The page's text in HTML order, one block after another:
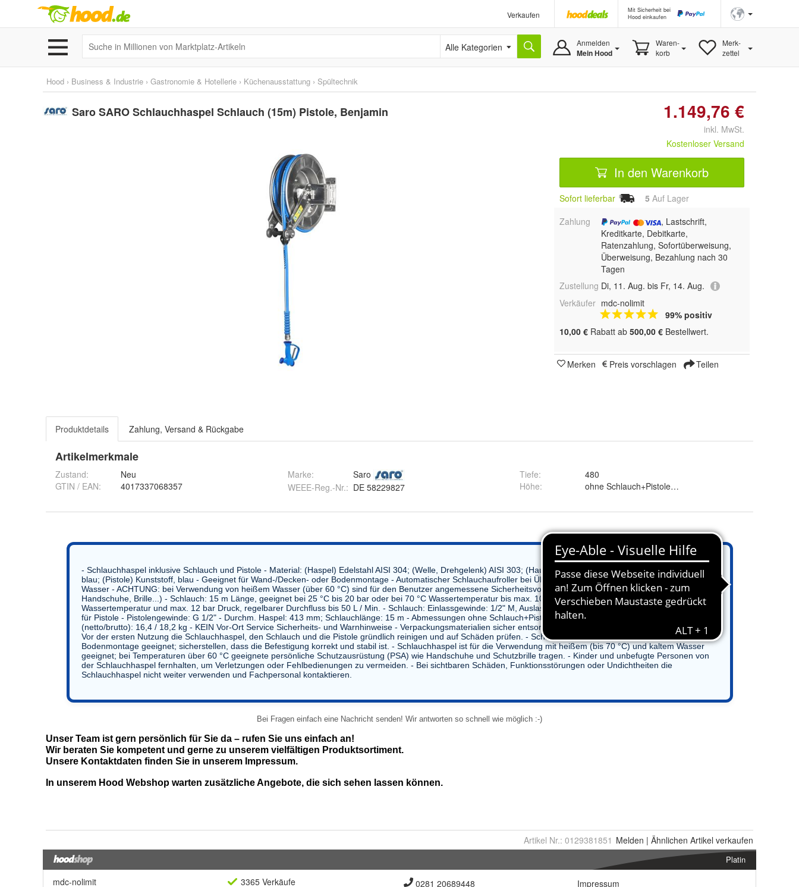
Verkaufen
Mit Sicherheit bei
Hood einkaufen
Alle Kategorien Anmelden
Mein Hood
Waren-
korb
Merk-
zettel
Hood › Business & Industrie › Gastronomie & Hotellerie › Küchenausstattung › Spültechnik
Saro SARO Schlauchhaspel Schlauch (15m) Pistole, Benjamin 1.149,76 €
inkl. MwSt.
Kostenloser Versand
In den Warenkorb
Sofort lieferbar 5 Auf Lager
Zahlung
, Lastschrift,
Kreditkarte, Debitkarte,
Ratenzahlung, Sofortüberweisung,
Überweisung, Bezahlung nach 30
Tagen
Zustellung Di, 11. Aug. bis Fr, 14. Aug.
Verkäufer mdc-nolimit
99% positiv
10,00 € Rabatt ab 500,00 € Bestellwert.
Merken Preis vorschlagen Teilen
Produktdetails Zahlung, Versand & Rückgabe
Artikelmerkmale
Zustand:
Neu
GTIN / EAN:
4017337068357
Marke:
Saro
WEEE-Reg.-Nr.: DE 58229827
Tiefe:
480
Höhe: ohne Schlauch+Pistole: H 447
Artikel Nr.: 0129381851 Melden | Ähnlichen Artikel verkaufen
Platin
mdc-nolimit
3365 Verkäufe
0281 20689448
Impressum